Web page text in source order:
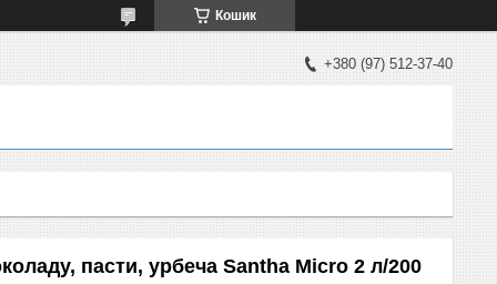
Кошик
+380 (97) 512-37-40
пасти, урбеча Santha Micro 2 л/200